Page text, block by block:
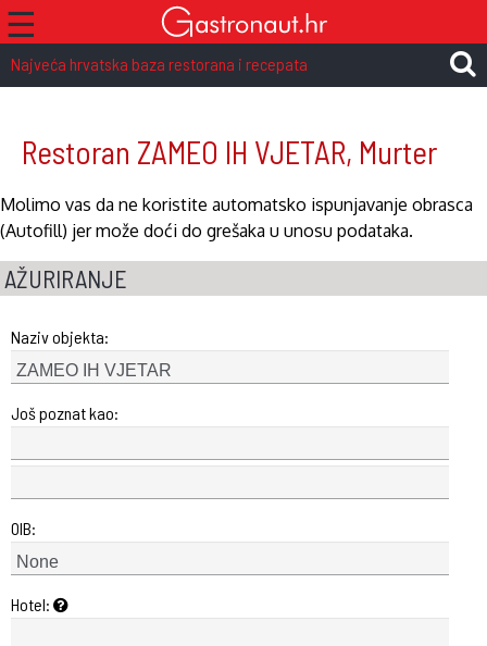
☰
Najveća hrvatska baza restorana i recepata
Restoran ZAMEO IH VJETAR, Murter
Molimo vas da ne koristite automatsko ispunjavanje obrasca
(Autofill) jer može doći do grešaka u unosu podataka.
AŽURIRANJE
Naziv objekta:
Još poznat kao:
OIB:
Hotel: